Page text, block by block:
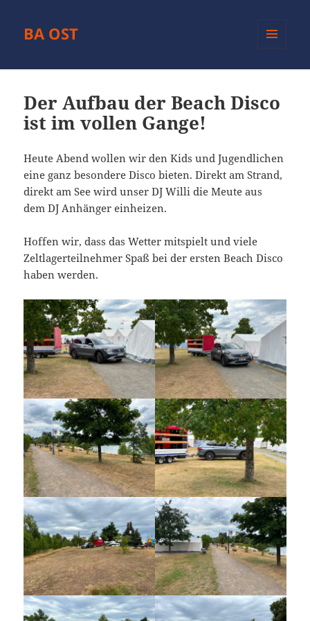
BA OST
Der Aufbau der Beach Disco
ist im vollen Gange!
Heute Abend wollen wir den Kids und Jugendlichen
eine ganz besondere Disco bieten. Direkt am Strand,
direkt am See wird unser DJ Willi die Meute aus
dem DJ Anhänger einheizen.
Hoffen wir, dass das Wetter mitspielt und viele
Zeltlagerteilnehmer Spaß bei der ersten Beach Disco
haben werden.